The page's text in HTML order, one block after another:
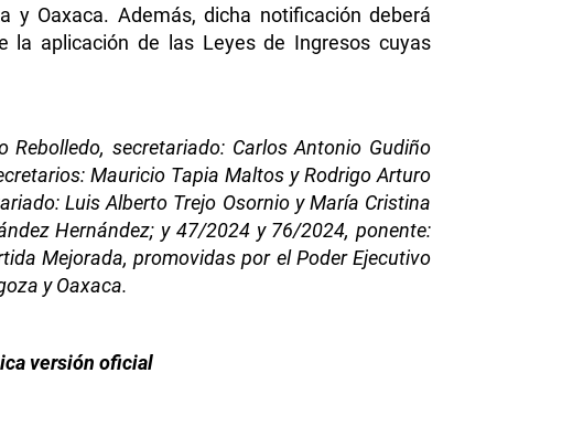
y Oaxaca. Además, dicha notificación deberá
la aplicación de las Leyes de Ingresos cuyas
secretariado: Carlos Antonio Gudiño
Mauricio Tapia Maltos y Rodrigo Arturo
Luis Alberto Trejo Osornio y María Cristina
Hernández; y 47/2024 y 76/2024, ponente:
Mejorada, promovidas por el Poder Ejecutivo
y Oaxaca.
versión oficial